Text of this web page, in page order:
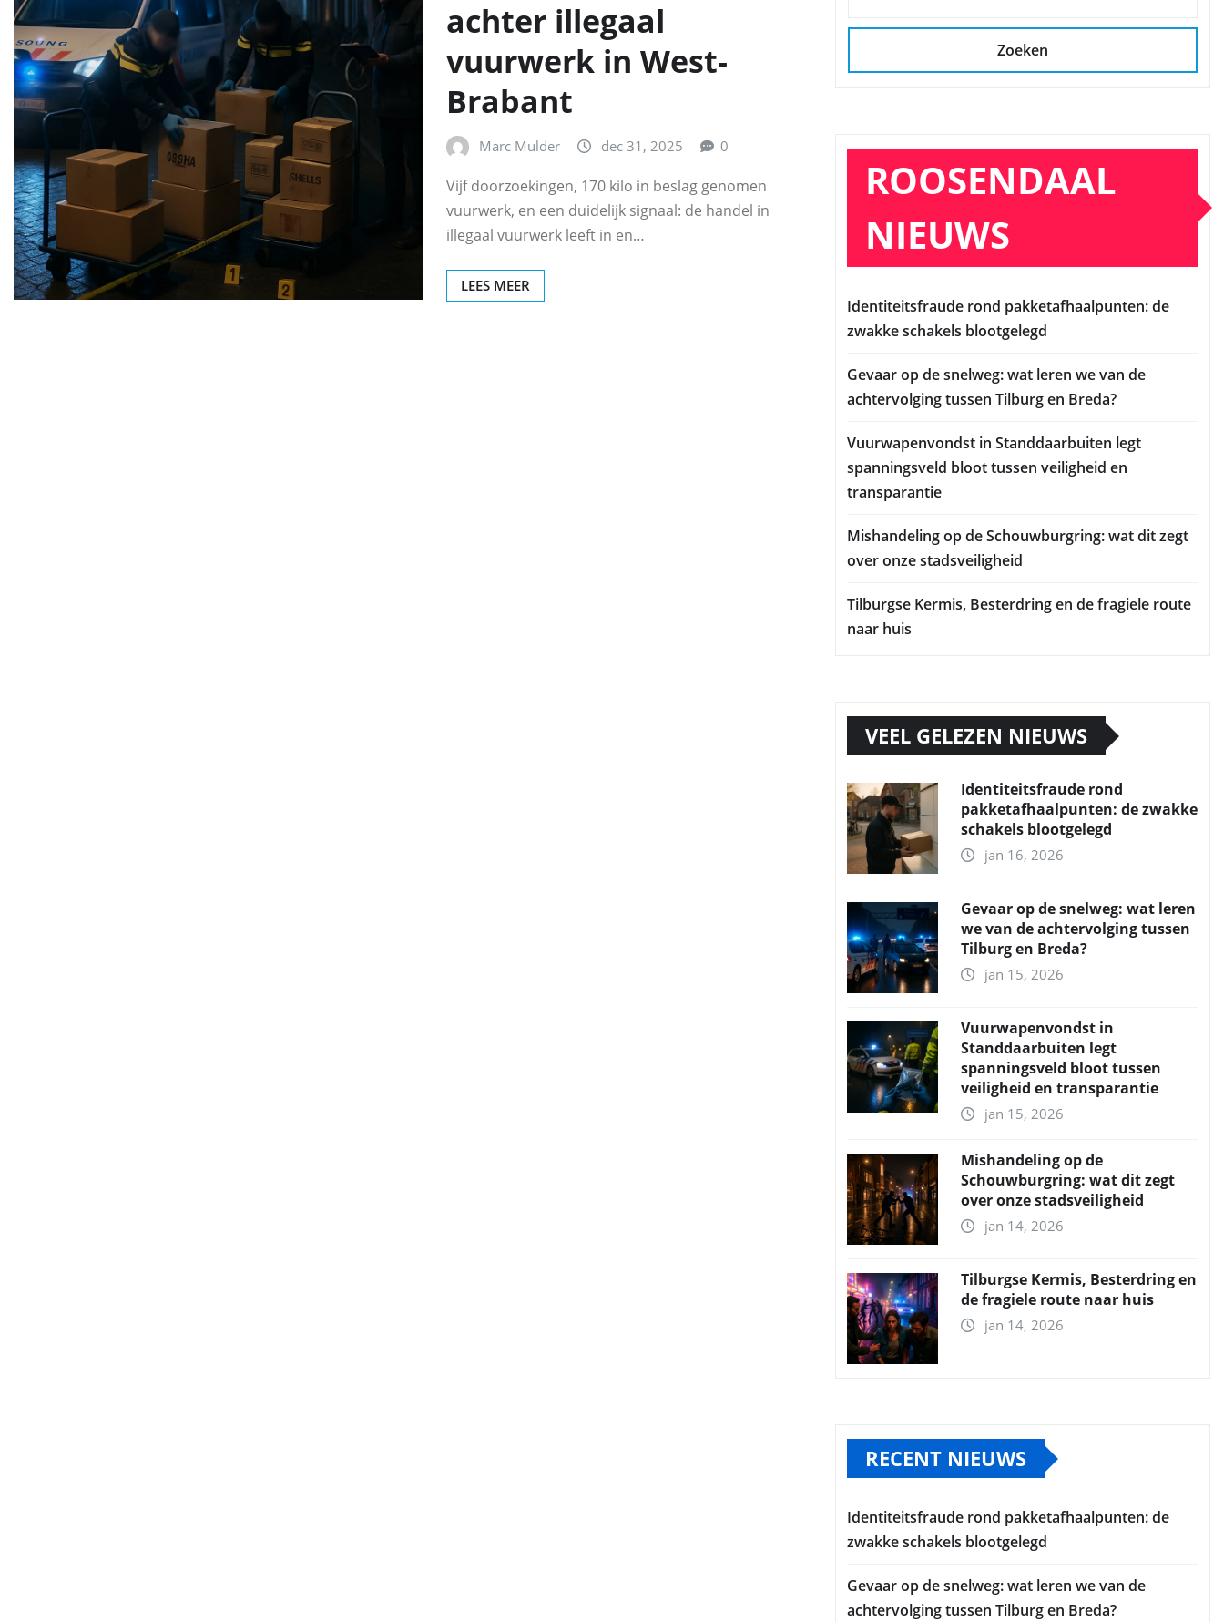
achter illegaal
vuurwerk in West-
Brabant
Marc Mulder dec 31, 2025 0
Vijf doorzoekingen, 170 kilo in beslag genomen
vuurwerk, en een duidelijk signaal: de handel in
illegaal vuurwerk leeft in en…
LEES MEER
Zoeken
ROOSENDAAL
NIEUWS
Identiteitsfraude rond pakketafhaalpunten: de
zwakke schakels blootgelegd
Gevaar op de snelweg: wat leren we van de
achtervolging tussen Tilburg en Breda?
Vuurwapenvondst in Standdaarbuiten legt
spanningsveld bloot tussen veiligheid en
transparantie
Mishandeling op de Schouwburgring: wat dit zegt
over onze stadsveiligheid
Tilburgse Kermis, Besterdring en de fragiele route
naar huis
VEEL GELEZEN NIEUWS
Identiteitsfraude rond
pakketafhaalpunten: de zwakke
schakels blootgelegd
jan 16, 2026
Gevaar op de snelweg: wat leren
we van de achtervolging tussen
Tilburg en Breda?
jan 15, 2026
Vuurwapenvondst in
Standdaarbuiten legt
spanningsveld bloot tussen
veiligheid en transparantie
jan 15, 2026
Mishandeling op de
Schouwburgring: wat dit zegt
over onze stadsveiligheid
jan 14, 2026
Tilburgse Kermis, Besterdring en
de fragiele route naar huis
jan 14, 2026
RECENT NIEUWS
Identiteitsfraude rond pakketafhaalpunten: de
zwakke schakels blootgelegd
Gevaar op de snelweg: wat leren we van de
achtervolging tussen Tilburg en Breda?